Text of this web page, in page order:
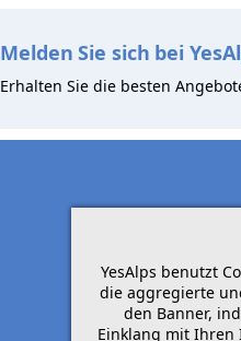
Melden Sie sich bei
Erhalten Sie die besten
YesAlps benutzt
die aggregierte
den Banner,
Einklang mit Ihren